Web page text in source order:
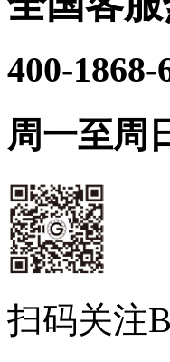
400-1868-
周一至周
扫码关注